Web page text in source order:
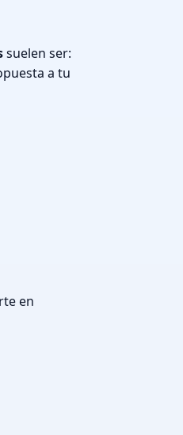
suelen ser:
a tu
en